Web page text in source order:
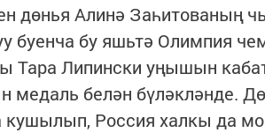
дөнья Али­нә За­һи­то­ва­ның
бу­ен­ча бу яшь­тә Олим­пия
Ли­пинс­ки уңы­шын
ме­даль бе­лән бү­ләк­лән­де.
Рос­сия хал­кы да